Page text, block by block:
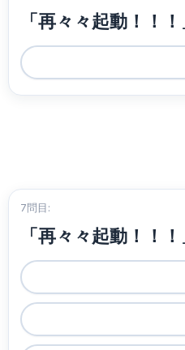
「再々々起動！！
7問目:
「再々々起動！！